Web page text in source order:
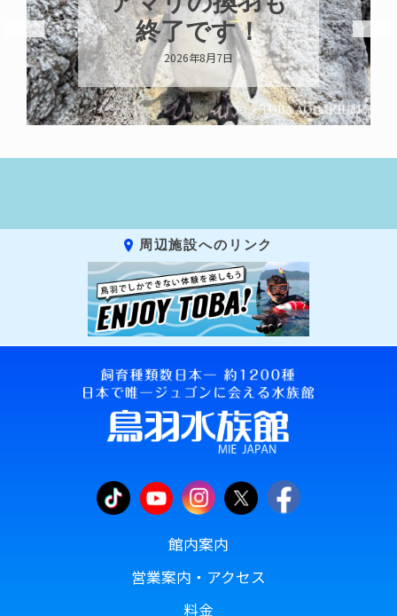
終了です！
2026年8月7日
周辺施設へのリンク
館内案内
営業案内・アクセス
料金